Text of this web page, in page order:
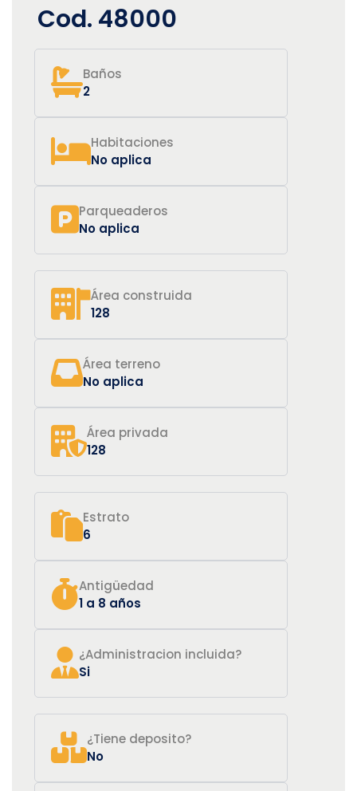
Cod. 48000
Baños
2
Habitaciones
No aplica
Parqueaderos
No aplica
Área construida
128
Área terreno
No aplica
Área privada
128
Estrato
6
Antigüedad
1 a 8 años
¿Administracion incluida?
Si
¿Tiene deposito?
No